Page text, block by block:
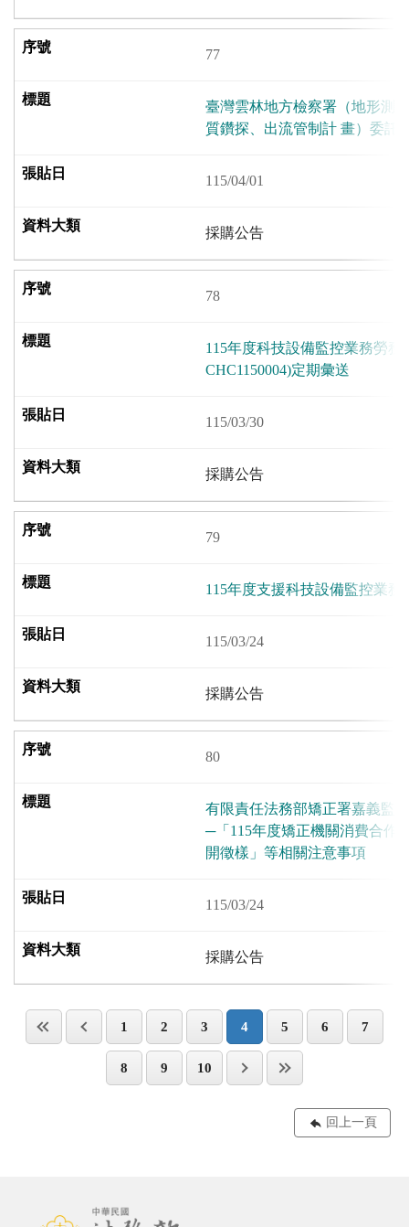
77
臺灣雲林地⽅檢察署（地形測
質鑽探、出流管制計 畫）委託
115/04/01
採購公告
78
115年度科技設備監控業務勞
CHC1150004)定期彙送
115/03/30
採購公告
79
115年度支援科技設備監控業
115/03/24
採購公告
80
有限責任法務部矯正署嘉義監
─「115年度矯正機關消費合作
開徵樣」等相關注意事項
115/03/24
採購公告
1 2 3 4 5 6 7
8 9 10
回上一頁